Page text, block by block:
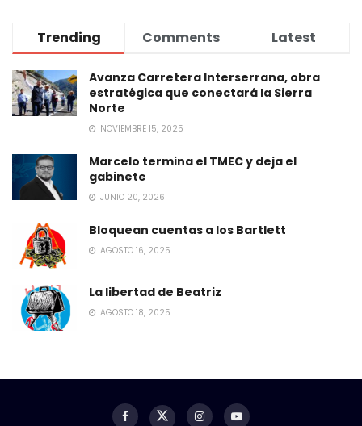
Trending Comments Latest
Avanza Carretera Interserrana, obra
estratégica que conectará la Sierra
Norte
NOVIEMBRE 15, 2025
Marcelo termina el TMEC y deja el
gabinete
JUNIO 20, 2026
Bloquean cuentas a los Bartlett
AGOSTO 16, 2025
La libertad de Beatriz
AGOSTO 18, 2025